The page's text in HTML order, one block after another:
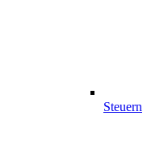
Steuern